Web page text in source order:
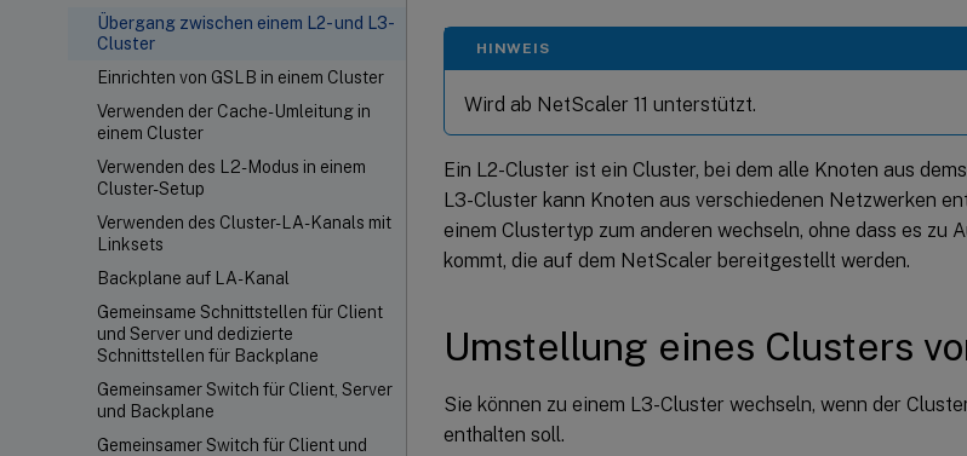
Übergang zwischen einem L2- und L3-
Cluster
Einrichten von GSLB in einem Cluster
Verwenden der Cache-Umleitung in
einem Cluster
Verwenden des L2-Modus in einem
Cluster-Setup
Verwenden des Cluster-LA-Kanals mit
Linksets
Backplane auf LA-Kanal
Gemeinsame Schnittstellen für Client
und Server und dedizierte
Schnittstellen für Backplane
Gemeinsamer Switch für Client, Server
und Backplane
Gemeinsamer Switch für Client und
HINWEIS
Wird ab NetScaler 11 unterstützt.
Ein L2-Cluster ist ein Cluster, bei dem alle Knoten aus
L3-Cluster kann Knoten aus verschiedenen Netzwerken
einem Clustertyp zum anderen wechseln, ohne dass es zu
kommt, die auf dem NetScaler bereitgestellt werden.
Umstellung eines Clusters
Sie können zu einem L3-Cluster wechseln, wenn der
enthalten soll.